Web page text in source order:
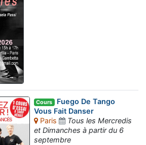
Cours Fuego De Tango
Vous Fait Danser
Paris
Tous les Mercredis
et Dimanches à partir du 6
septembre